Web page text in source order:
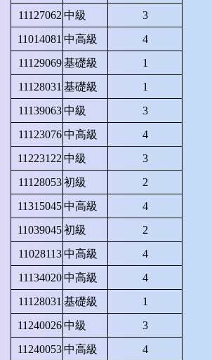
11127062 中級
3
11014081 中高級
4
11129069基礎級
1
11128031 基礎級
1
11139063中級
3
11123076中高級
4
11223122 中級
3
11128053初級
2
11315045中高級
4
11039045初級
2
11028113中高級
4
11134020中高級
4
11128031 基礎級
1
11240026中級
3
11240053中高級
4